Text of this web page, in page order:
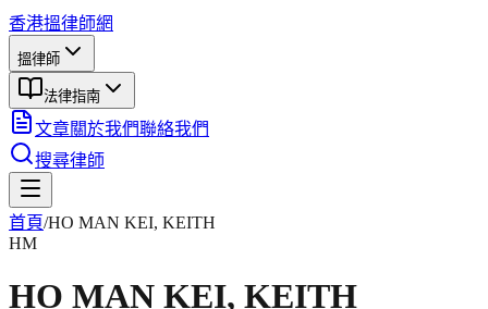
香港搵律師網
搵律師
法律指南
文章關於我們聯絡我們
搜尋律師
首頁/HO MAN KEI, KEITH
HM
HO MAN KEI, KEITH